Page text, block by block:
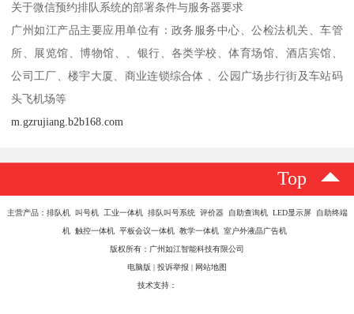
关于微信预约排队系统的部署条件与服务器要求
广州如江产品主要应用单位有：政务服务中心、公检法机关、车管
所、展览馆、博物馆、、银行、各类学校、体育场馆、酒店宾馆、
公司工厂、楼宇大厦、商业连锁综合体 、公园广场步行街及车站码
头飞机场等
m.gzrujiang.b2b168.com
Top
主营产品：排队机 叫号机 工业一体机 排队叫号系统 评价器 自助查询机 LED显示屏 自助终端
机 触控一体机 平板会议一体机 教学一体机 室户外液晶广告机
版权所有：广州如江智能科技有限公司
电脑版 | 投诉举报 | 网站地图
技术支持：